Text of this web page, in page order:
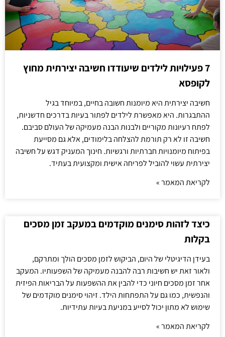
7 פעילויות לילדים שיעודדו חשיבה יצירתית מחוץ
לקופסא
חשיבה יצירתית היא מיומנות חשובה בחיים, במיוחד בגיל
ההתבגרות. היא מאפשרת לילדים לפתור בעיות בדרכים חדשניות,
לפתח רעיונות מקוריים ולבנות הבנה מעמיקה של העולם סביבם.
חשיבה זו לא רק תורמת להצלחה בלימודים, אלא גם מסייעת
בפיתוח מיומנויות חברתיות ורגשיות. חינוך המעניק דגש על חשיבה
יצירתית עשוי להוביל לפריחה אישית ומקצועית בעתיד.
לקריאת המאמר »
כיצד לזהות סימנים מוקדמים במעקב זמן מסכים
בקלות
בעידן הדיגיטלי של היום, הביקוש לזמן מסכים הולך ומתרקם,
ולאור זאת יש חשיבות רבה להבנה מעמיקה של השפעותיו. המעקב
אחר זמן מסכים חיוני כדי להבין את ההשפעות על הבריאות הפיזית
והנפשית, כמו גם על התפתחות הילד. זיהוי סימנים מוקדמים של
שימוש לא מתון יכול לסייע במניעת בעיות עתידיות.
לקריאת המאמר »